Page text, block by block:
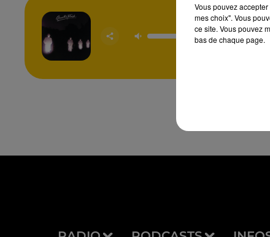
Harden
Vous pouvez
mes choix". Vous
ce site. Vous pouvez
bas de chaque page.